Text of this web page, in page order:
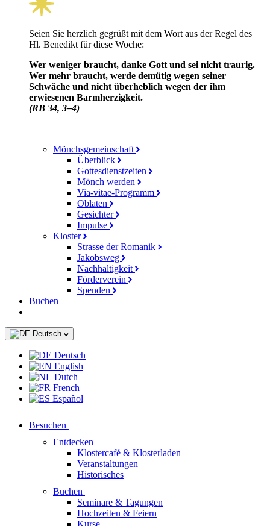
Seien Sie herzlich gegrüßt mit dem Wort aus der Regel des
Hl. Benedikt für diese Woche:
Wer weniger braucht, danke Gott und sei nicht traurig.
Wer mehr braucht, werde demütig wegen seiner
Schwäche und nicht über­heblich wegen der ihm
erwiesenen Barm­herzig­keit.
(RB 34, 3–4)
Mönchsgemeinschaft
Überblick
Gottesdienstzeiten
Mönch werden
Via-vitae-Programm
Oblaten
Gesichter
Impulse
Kloster
Strasse der Romanik
Jakobsweg
Nachhaltigkeit
Förderverein
Spenden
Buchen
Deutsch
Deutsch
English
Dutch
French
Español
Besuchen
Entdecken
Klostercafé & Klosterladen
Veranstaltungen
Historisches
Buchen
Seminare & Tagungen
Hochzeiten & Feiern
Kurse